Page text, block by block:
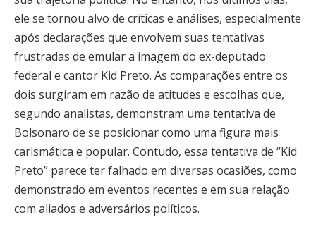
ele se tornou alvo de críticas e análises, especialmente
após declarações que envolvem suas tentativas
frustradas de emular a imagem do ex-deputado
federal e cantor Kid Preto. As comparações entre os
dois surgiram em razão de atitudes e escolhas que,
segundo analistas, demonstram uma tentativa de
Bolsonaro de se posicionar como uma figura mais
carismática e popular. Contudo, essa tentativa de “Kid
Preto” parece ter falhado em diversas ocasiões, como
demonstrado em eventos recentes e em sua relação
com aliados e adversários políticos.